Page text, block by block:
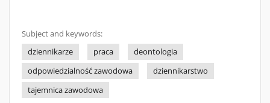
Subject and keywords:
dziennikarze
praca
deontologia
odpowiedzialność zawodowa
dziennikarstwo
tajemnica zawodowa